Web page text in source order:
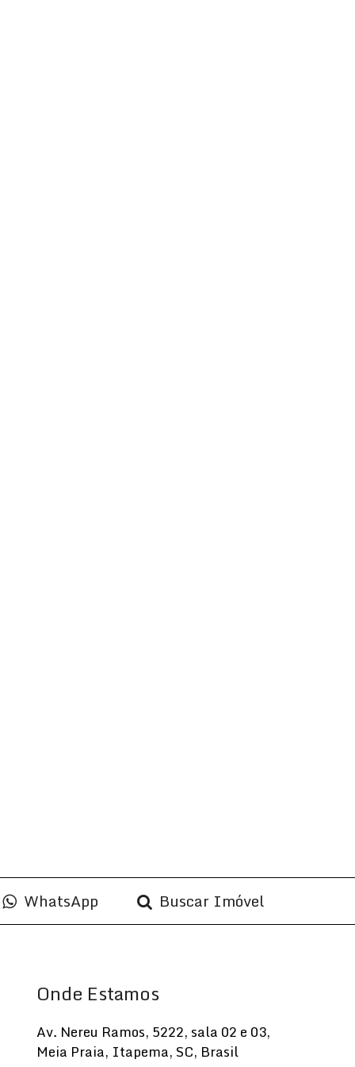
WhatsApp Buscar Imóvel
Onde Estamos
Av. Nereu Ramos, 5222, sala 02 e 03,
Meia Praia, Itapema, SC, Brasil